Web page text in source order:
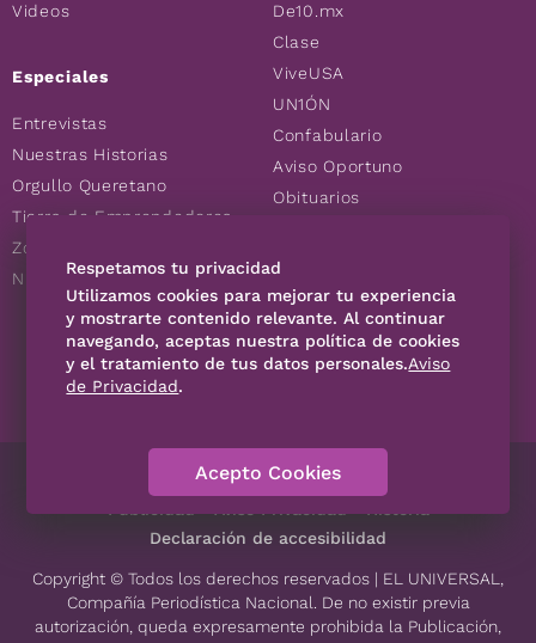
Videos
Especiales
Entrevistas
Nuestras Historias
Orgullo Queretano
Tierra de Emprendedores
Zoociales
Nuevos Queretanos
De10.mx
Clase
ViveUSA
UN1ÓN
Confabulario
Aviso Oportuno
Obituarios
Consultas
SÍGUENOS
Contáctanos Código de Ética
Declaración de accesibilidad
Copyright © Todos los derechos reservados | EL UNIVERSAL,
Compañía Periodística Nacional. De no existir previa
autorización, queda expresamente prohibida la Publicación,
Respetamos tu privacidad
Utilizamos cookies para mejorar tu experiencia
y mostrarte contenido relevante. Al continuar
navegando, aceptas nuestra política de cookies
y el tratamiento de tus datos personales.Aviso
de Privacidad.
Acepto Cookies